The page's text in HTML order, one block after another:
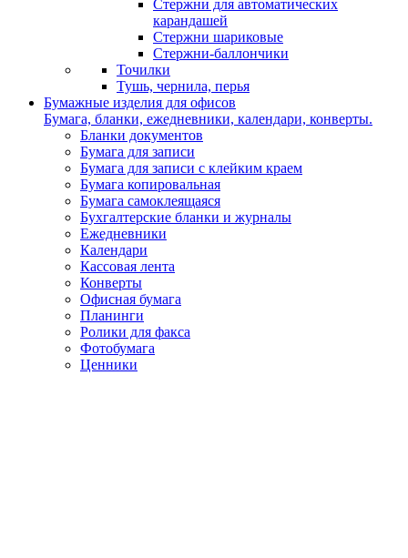
Стержни для автоматических
карандашей
Стержни шариковые
Стержни-баллончики
Точилки
Тушь, чернила, перья
Бумажные изделия для офисов
Бумага, бланки, ежедневники, календари, конверты.
Бланки документов
Бумага для записи
Бумага для записи с клейким краем
Бумага копировальная
Бумага самоклеящаяся
Бухгалтерские бланки и журналы
Ежедневники
Календари
Кассовая лента
Конверты
Офисная бумага
Планинги
Ролики для факса
Фотобумага
Ценники